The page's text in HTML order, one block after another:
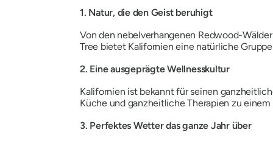
1. Natur, die den Geist beruhigt
Von den nebelverhangenen Redwood-
Tree bietet Kalifornien eine natürliche
2. Eine ausgeprägte Wellnesskultur
Kalifornien ist bekannt für seinen
Küche und ganzheitliche Therapien zu
3. Perfektes Wetter das ganze Jahr über